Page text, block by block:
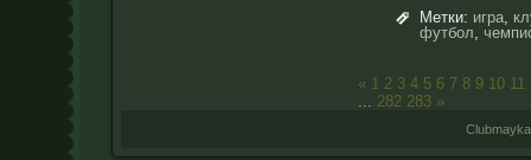
Метки: игра,
футбол,
« 1 2 3 4 5 6 7 8 9 10 11
... 282 283 »